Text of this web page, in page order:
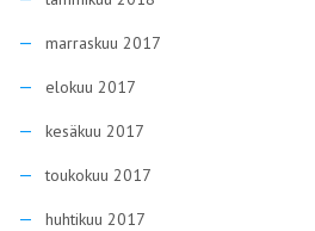
marraskuu 2017
elokuu 2017
kesäkuu 2017
toukokuu 2017
huhtikuu 2017